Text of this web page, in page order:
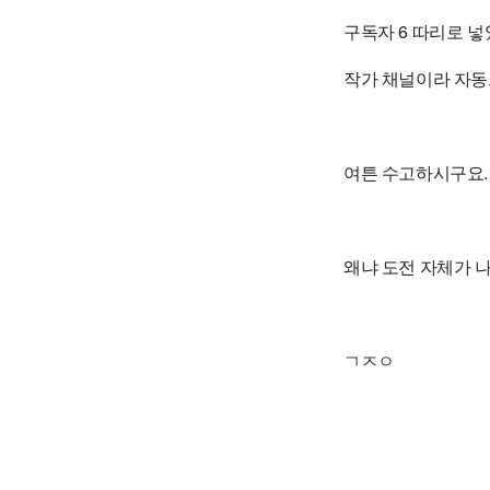
구독자 6 따리로
작가 채널이라 자
여튼 수고하시구
왜냐 도전 자체가
ㄱㅈㅇ